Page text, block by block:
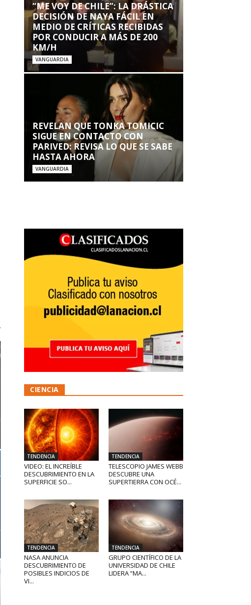
“ME VOY DE CHILE”: LA DRÁSTICA
DECISIÓN DE NAYA FÁCIL EN
MEDIO DE CRÍTICAS RECIBIDAS
POR CONDUCIR A MÁS DE 200
KM/H
VANGUARDIA
REVELAN QUE TONKA TOMICIC
SIGUE EN CONTACTO CON
PARIVED: REVISA LO QUE SE SABE
HASTA AHORA
VANGUARDIA
CIENCIA
TENDENCIA
VIDEO: EL INCREÍBLE
DESCUBRIMIENTO EN LA
SUPERFICIE SO...
TENDENCIA
TELESCOPIO JAMES WEBB
DESCUBRE UNA
SUPERTIERRA CON OCÉ...
TENDENCIA
NASA ANUNCIA
DESCUBRIMIENTO DE
POSIBLES INDICIOS DE
VI...
TENDENCIA
GRUPO CIENTÍFICO DE LA
UNIVERSIDAD DE CHILE
LIDERA “MA...